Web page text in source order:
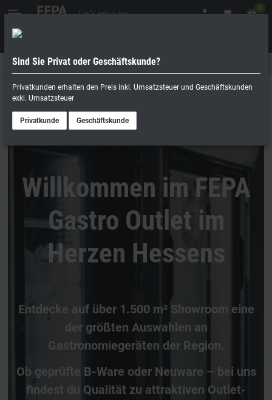
0
Geschäftskunde
Willkommen im FEPA
Gastro Outlet im
Herzen Hessens
Entdecke auf über 1.500 m² Showroom eine
der größten Auswahlen an
Gastronomiegeräten der Region.
Ob geprüfte B-Ware oder Neuware – bei uns
findest du Qualität zu attraktiven Outlet-
Sind Sie Privat oder Geschäftskunde?
Privatkunden erhalten den Preis inkl. Umsatzsteuer und Geschäftskunden
exkl. Umsatzsteuer
Privatkunde Geschäftskunde